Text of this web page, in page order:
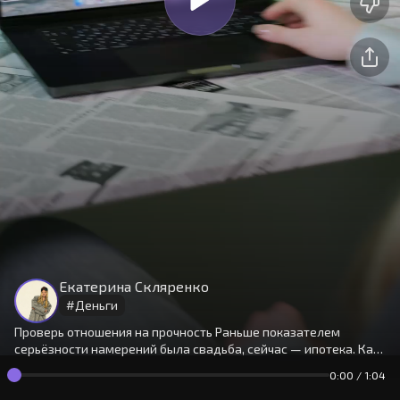
Екатерина Скляренко
#Деньги
Проверь отношения на прочность Раньше показателем
серьёзности намерений была свадьба, сейчас — ипотека. Катя
разобралась, почему так происходит.
0:00 / 1:04
Продолжая использовать сайт,
вы принимаетеусловия